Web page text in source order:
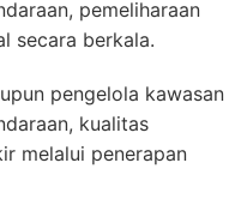
pemeliharaan
secara berkala.
pengelola kawasan
kualitas
melalui penerapan